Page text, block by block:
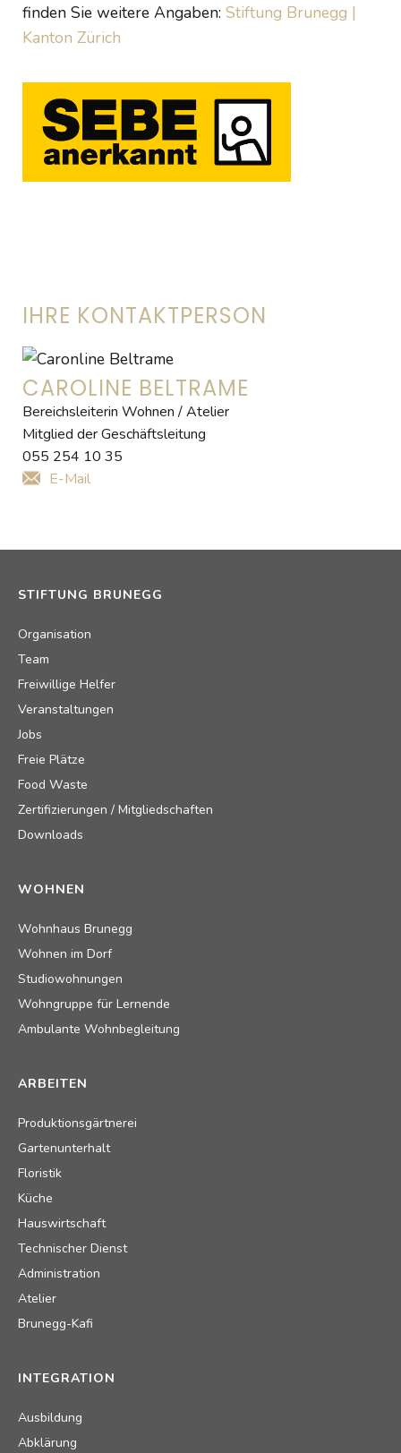
finden Sie weitere Angaben: Stiftung Brunegg |
Kanton Zürich
IHRE KONTAKTPERSON
CAROLINE BELTRAME
Bereichsleiterin Wohnen / Atelier
Mitglied der Geschäftsleitung
055 254 10 35
E-Mail
STIFTUNG BRUNEGG
Organisation
Team
Freiwillige Helfer
Veranstaltungen
Jobs
Freie Plätze
Food Waste
Zertifizierungen / Mitgliedschaften
Downloads
WOHNEN
Wohnhaus Brunegg
Wohnen im Dorf
Studiowohnungen
Wohngruppe für Lernende
Ambulante Wohnbegleitung
ARBEITEN
Produktionsgärtnerei
Gartenunterhalt
Floristik
Küche
Hauswirtschaft
Technischer Dienst
Administration
Atelier
Brunegg-Kafi
INTEGRATION
Ausbildung
Abklärung